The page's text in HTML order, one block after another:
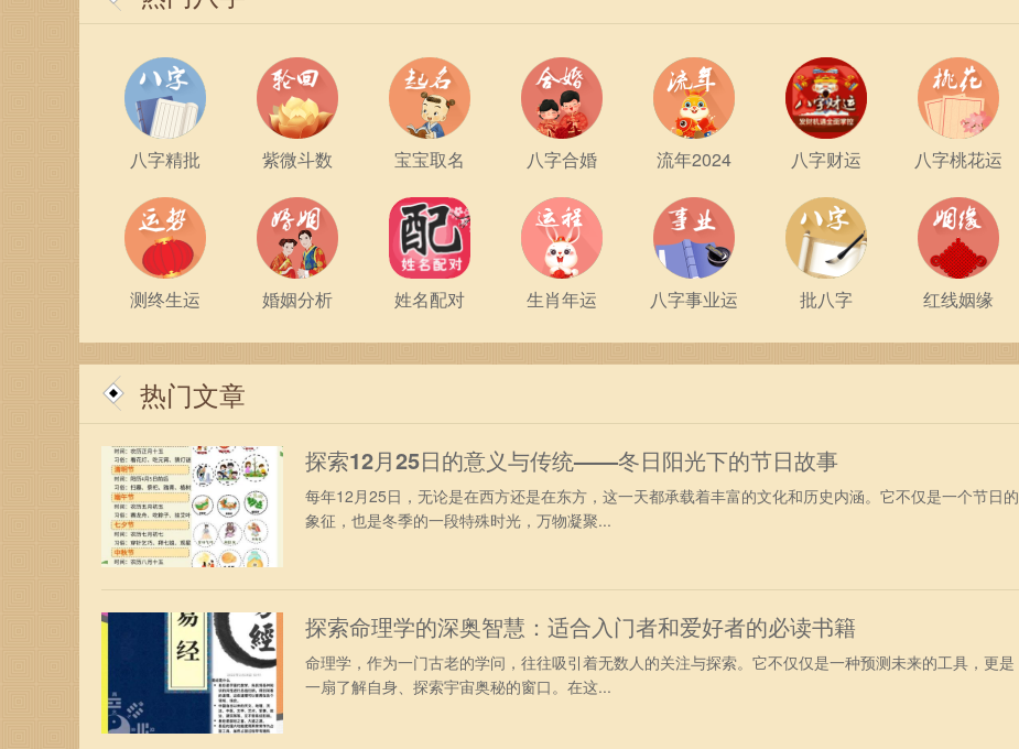
八字精批 紫微斗数 宝宝取名 八字合婚 流年2024 八字财运 八字桃花运
测终生运 婚姻分析 姓名配对 生肖年运 八字事业运 批八字 红线姻缘
热门文章
探索12月25日的意义与传统——冬日阳光下的节日故事
每年12月25日，无论是在西方还是在东方，这一天都承载着丰富的文化和历史内涵。它不仅是一个节日的
象征，也是冬季的一段特殊时光，万物凝聚...
探索命理学的深奥智慧：适合入门者和爱好者的必读书籍
命理学，作为一门古老的学问，往往吸引着无数人的关注与探索。它不仅仅是一种预测未来的工具，更是
一扇了解自身、探索宇宙奥秘的窗口。在这...